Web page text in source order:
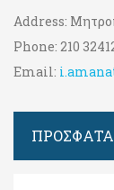
Address:
Phone: 210
Email: